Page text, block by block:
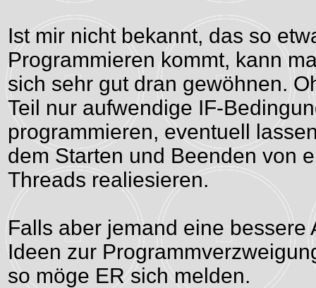
Ist mir nicht bekannt, das so
Programmieren kommt, kann
sich sehr gut dran gewöhnen.
Teil nur aufwendige IF-
programmieren, eventuell
dem Starten und Beenden von
Threads realiesieren.
Falls aber jemand eine
Ideen zur
so möge ER sich melden.